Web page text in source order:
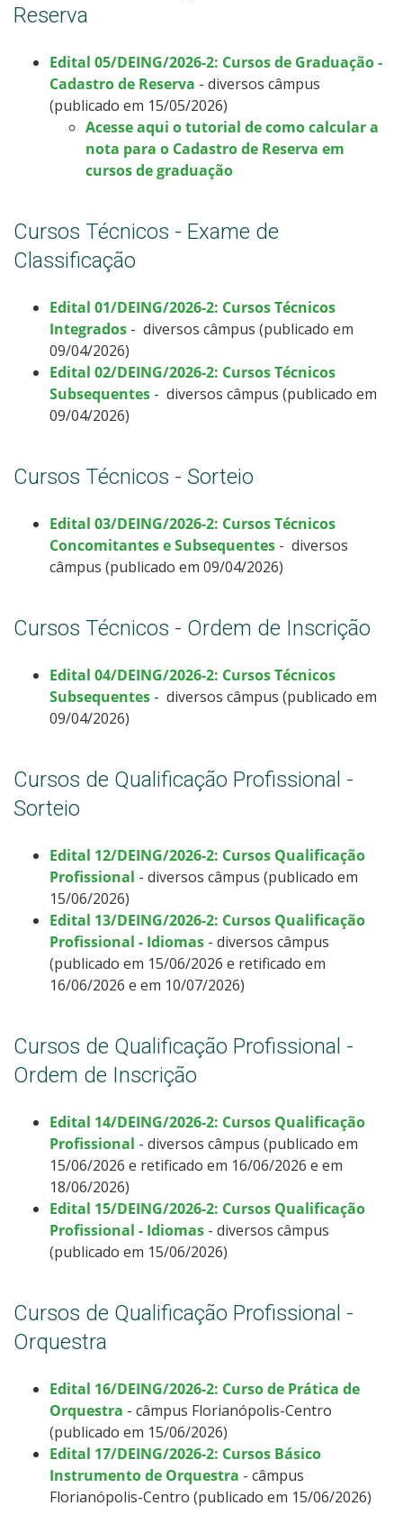
Reserva
Edital 05/DEING/2026-2: Cursos de Graduação -
Cadastro de Reserva - diversos câmpus
(publicado em 15/05/2026)
Acesse aqui o tutorial de como calcular a
nota para o Cadastro de Reserva em
cursos de graduação
Cursos Técnicos - Exame de
Classificação
Edital 01/DEING/2026-2: Cursos Técnicos
Integrados - diversos câmpus (publicado em
09/04/2026)
Edital 02/DEING/2026-2: Cursos Técnicos
Subsequentes - diversos câmpus (publicado em
09/04/2026)
Cursos Técnicos - Sorteio
Edital 03/DEING/2026-2: Cursos Técnicos
Concomitantes e Subsequentes - diversos
câmpus (publicado em 09/04/2026)
Cursos Técnicos - Ordem de Inscrição
Edital 04/DEING/2026-2: Cursos Técnicos
Subsequentes - diversos câmpus (publicado em
09/04/2026)
Cursos de Qualificação Profissional -
Sorteio
Edital 12/DEING/2026-2: Cursos Qualificação
Profissional - diversos câmpus (publicado em
15/06/2026)
Edital 13/DEING/2026-2: Cursos Qualificação
Profissional - Idiomas - diversos câmpus
(publicado em 15/06/2026 e retificado em
16/06/2026 e em 10/07/2026)
Cursos de Qualificação Profissional -
Ordem de Inscrição
Edital 14/DEING/2026-2: Cursos Qualificação
Profissional - diversos câmpus (publicado em
15/06/2026 e retificado em 16/06/2026 e em
18/06/2026)
Edital 15/DEING/2026-2: Cursos Qualificação
Profissional - Idiomas - diversos câmpus
(publicado em 15/06/2026)
Cursos de Qualificação Profissional -
Orquestra
Edital 16/DEING/2026-2: Curso de Prática de
Orquestra - câmpus Florianópolis-Centro
(publicado em 15/06/2026)
Edital 17/DEING/2026-2: Cursos Básico
Instrumento de Orquestra - câmpus
Florianópolis-Centro (publicado em 15/06/2026)